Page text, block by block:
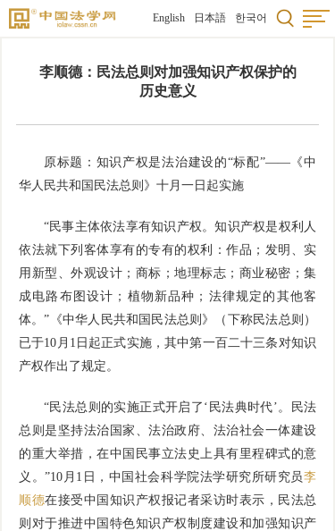
English 日本語 한국어
李顺德：民法总则对加强知识产权保护的
历史意义
原标题：知识产权是法治建设的“标配”——《中
华人民共和国民法总则》十月一日起实施
“民事主体依法享有知识产权。知识产权是权利人
依法就下列客体享有的专有的权利：作品；发明、实
用新型、外观设计；商标；地理标志；商业秘密；集
成电路布图设计；植物新品种；法律规定的其他客
体。”《中华人民共和国民法总则》（下称民法总则）
已于10月1日起正式实施，其中第一百二十三条对知识
产权作出了规定。
“民法总则的实施正式开启了‘民法典时代’。民法
总则是坚持法治国家、法治政府、法治社会一体建设
的重大举措，在中国民事立法史上具有里程碑式的意
义。”10月1日，中国社会科学院法学研究所研究员李
顺德在接受中国知识产权报记者采访时表示，民法总
则对于推进中国特色知识产权制度建设和加强知识产